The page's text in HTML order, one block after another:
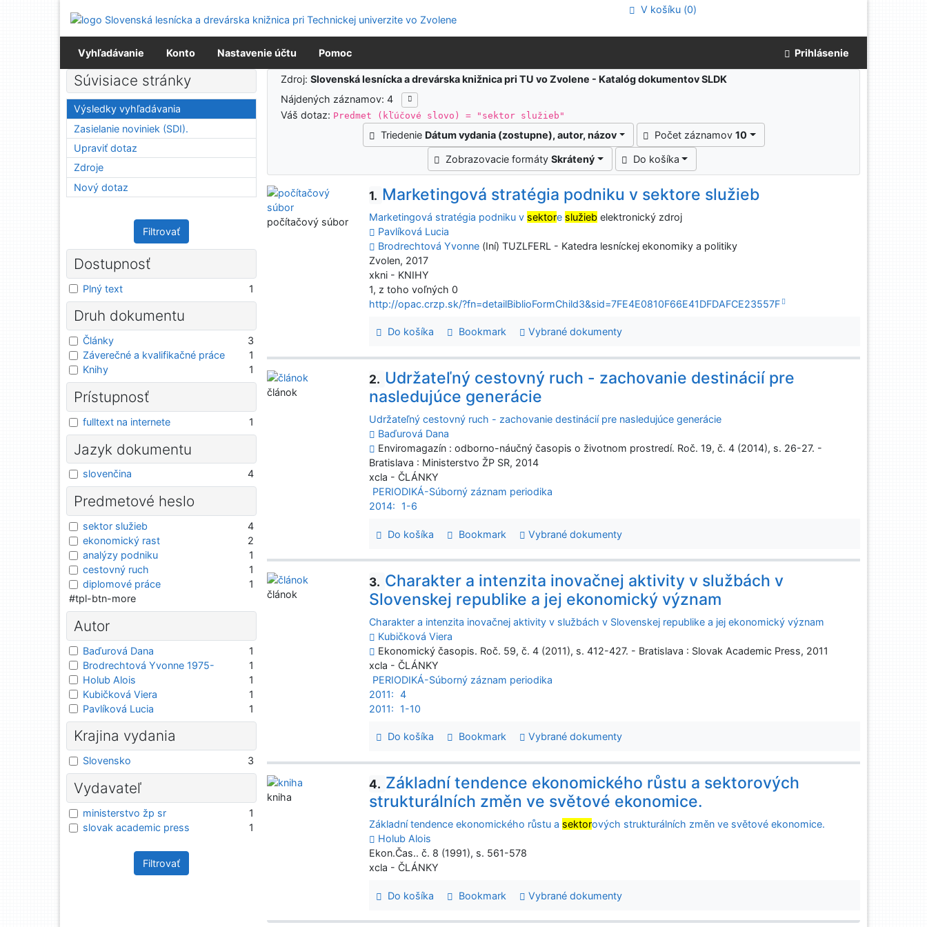
Prejsť na menu
Prehlásenie o webovej prístupnosti
V košíku (0)
Vyhľadávanie Konto Nastavenie účtu Pomoc Prihlásenie
Výsledky vyhľadávania
Zdroj:Slovenská lesnícka a drevárska knižnica pri TU vo Zvolene - Katalóg dokumentov SLDK
Nájdených záznamov: 4
Váš dotaz: Predmet (kľúčové slovo) = "sektor služieb"
Triedenie Dátum vydania (zostupne), autor, názov Počet záznamov10
Zobrazovacie formátySkrátený Do košíka
1. Marketingová stratégia podniku v sektore služieb
Marketingová stratégia podniku v sektore služieb elektronický zdroj
Pavlíková Lucia
Brodrechtová Yvonne (Iní) TUZLFERL - Katedra lesníckej ekonomiky a politiky
Zvolen, 2017
xkni - KNIHY
1, z toho voľných 0
http://opac.crzp.sk/?fn=detailBiblioFormChild3&sid=7FE4E0810F66E41DFDAFCE23557F
Do košíka Bookmark Vybrané dokumenty
počítačový súbor
2. Udržateľný cestovný ruch - zachovanie destinácií pre
nasledujúce generácie
Udržateľný cestovný ruch - zachovanie destinácií pre nasledujúce generácie
Baďurová Dana
Enviromagazín : odborno-náučný časopis o životnom prostredí. Roč. 19, č. 4 (2014), s. 26-27. -
Bratislava : Ministerstvo ŽP SR, 2014
xcla - ČLÁNKY
PERIODIKÁ-Súborný záznam periodika
2014:
1-6
Do košíka Bookmark Vybrané dokumenty
článok
3. Charakter a intenzita inovačnej aktivity v službách v
Slovenskej republike a jej ekonomický význam
Charakter a intenzita inovačnej aktivity v službách v Slovenskej republike a jej ekonomický význam
Kubičková Viera
Ekonomický časopis. Roč. 59, č. 4 (2011), s. 412-427. - Bratislava : Slovak Academic Press, 2011
xcla - ČLÁNKY
PERIODIKÁ-Súborný záznam periodika
2011:
4
2011:
1-10
Do košíka Bookmark Vybrané dokumenty
článok
4. Základní tendence ekonomického růstu a sektorových
strukturálních změn ve světové ekonomice.
Základní tendence ekonomického růstu a sektorových strukturálních změn ve světové ekonomice.
Holub Alois
Ekon.Čas.. č. 8 (1991), s. 561-578
xcla - ČLÁNKY
Do košíka Bookmark Vybrané dokumenty
kniha
Súvisiace stránky
Výsledky vyhľadávania
Zasielanie noviniek (SDI).
Upraviť dotaz
Zdroje
Nový dotaz
Filtrovať
Dostupnosť
Plný text 1
Druh dokumentu
Články
3
Záverečné a kvalifikačné práce
1
Knihy
1
Prístupnosť
fulltext na internete 1
Jazyk dokumentu
slovenčina 4
Predmetové heslo
sektor služieb
4
ekonomický rast
2
analýzy podniku
1
cestovný ruch
1
diplomové práce
1
#tpl-btn-more
Autor
Baďurová Dana
1
Brodrechtová Yvonne 1975-
1
Holub Alois
1
Kubičková Viera
1
Pavlíková Lucia
1
Krajina vydania
Slovensko 3
Vydavateľ
ministerstvo žp sr
1
slovak academic press
1
Filtrovať